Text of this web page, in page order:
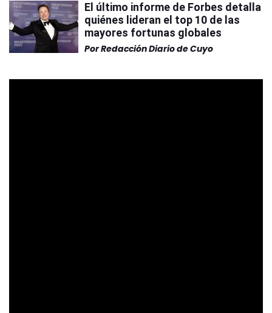
El último informe de Forbes detalla
quiénes lideran el top 10 de las
mayores fortunas globales
PorRedacción Diario de Cuyo